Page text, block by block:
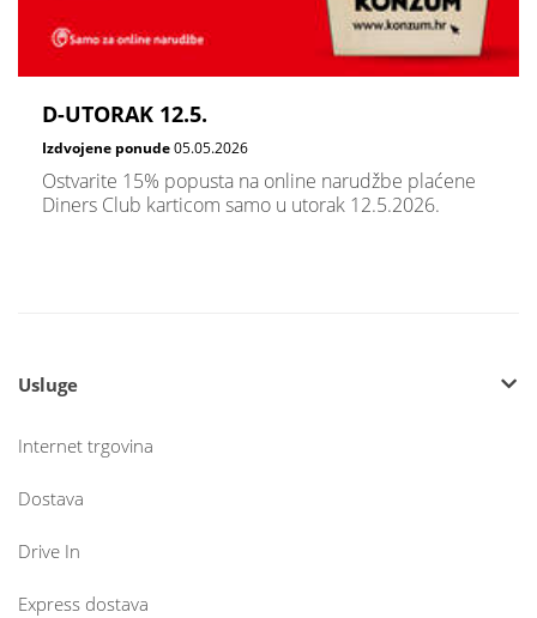
D-UTORAK 12.5.
Izdvojene ponude05.05.2026
Ostvarite 15% popusta na online narudžbe plaćene
Diners Club karticom samo u utorak 12.5.2026.
Usluge
Internet trgovina
Dostava
Drive In
Express dostava